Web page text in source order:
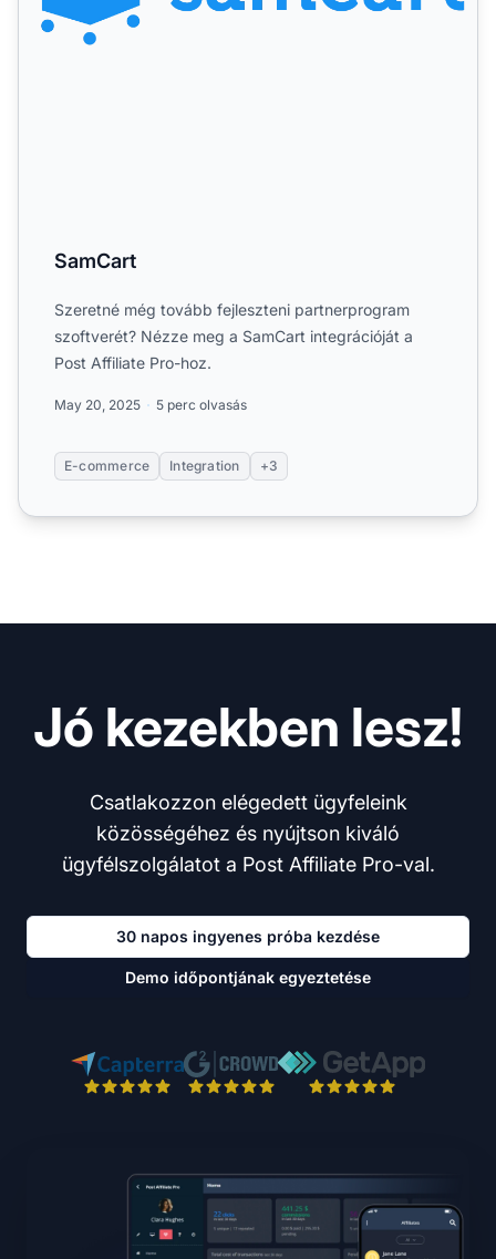
SamCart
Szeretné még tovább fejleszteni partnerprogram
szoftverét? Nézze meg a SamCart integrációját a
Post Affiliate Pro-hoz.
May 20, 2025 5 perc olvasás
E-commerce Integration +3
Jó kezekben lesz!
Csatlakozzon elégedett ügyfeleink
közösségéhez és nyújtson kiváló
ügyfélszolgálatot a Post Affiliate Pro-val.
30 napos ingyenes próba kezdése
Demo időpontjának egyeztetése